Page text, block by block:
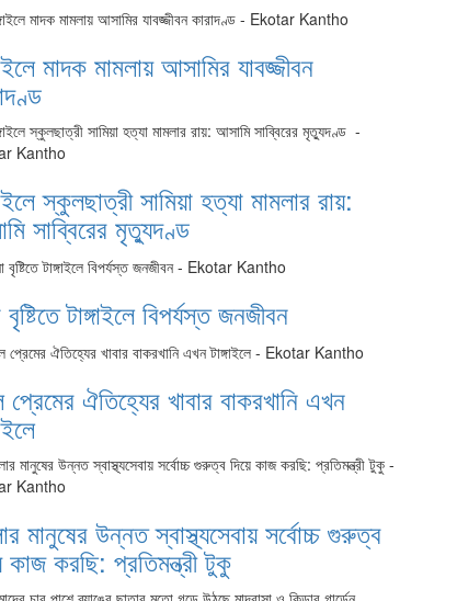
মাদক মামলায় আসামির যাবজ্জীবন
স্কুলছাত্রী সামিয়া হত্যা মামলার রায়:
সাব্বিরের মৃত্যুদণ্ড
বৃষ্টিতে টাঙ্গাইলে বিপর্যস্ত জনজীবন
ঐতিহ্যের খাবার বাকরখানি এখন
মানুষের উন্নত স্বাস্থ্যসেবায় সর্বোচ্চ গুরুত্ব
কাজ করছি: প্রতিমন্ত্রী টুকু